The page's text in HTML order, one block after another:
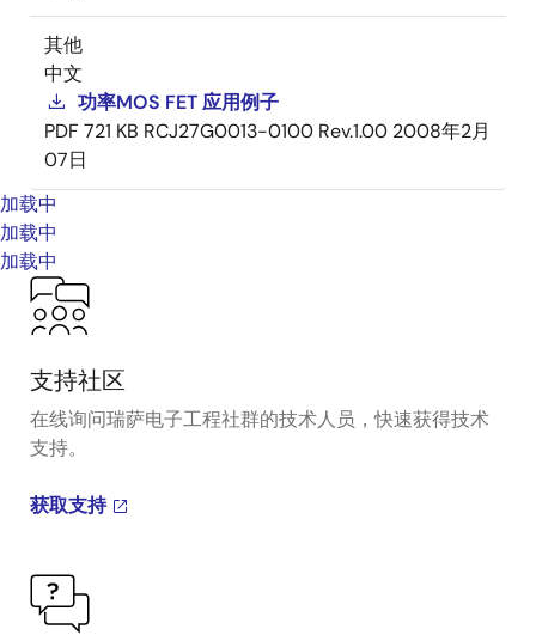
其他
中文
功率MOS FET 应用例子
PDF 721 KB RCJ27G0013-0100 Rev.1.00 2008年2月
07日
加载中
加载中
加载中
支持社区
在线询问瑞萨电子工程社群的技术人员，快速获得技术
支持。
获取支持